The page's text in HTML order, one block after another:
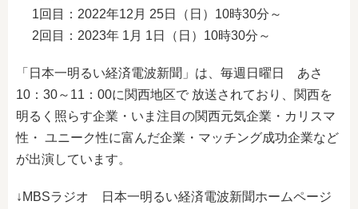
1回目：2022年12月 25日（日）10時30分～
2回目：2023年 1月 1日（日）10時30分～
「日本一明るい経済電波新聞」は、毎週日曜日 あさ
10：30～11：00に関西地区で 放送されており、関西を
明るく照らす企業・いま注目の関西元気企業・カリスマ
性・ ユニーク性に富んだ企業・マッチング成功企業など
が出演しています。
↓MBSラジオ 日本一明るい経済電波新聞ホームページ